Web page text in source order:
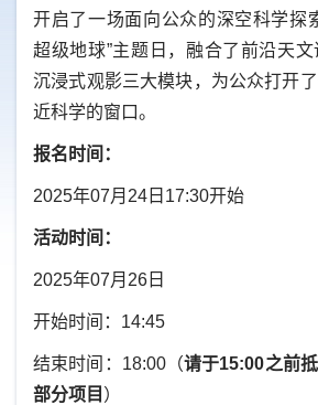
开启了一场面向公众的深空科学探
超级地球”主题日，融合了前沿天
沉浸式观影三大模块，为公众打开
近科学的窗口。
报名时间：
2025年07月24日17:30开始
活动时间：
2025年07月26日
开始时间：14:45
结束时间：18:00（请于15:00之前
部分项目 ）